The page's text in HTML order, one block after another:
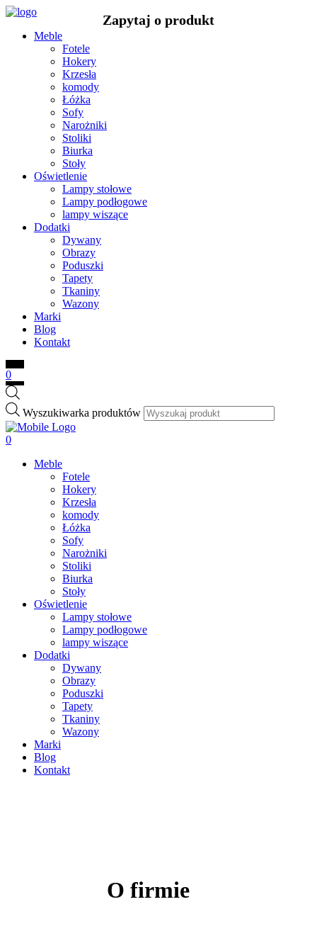
Meble
Fotele
Hokery
Krzesła
komody
Łóżka
Sofy
Narożniki
Stoliki
Biurka
Stoły
Oświetlenie
Lampy stołowe
Lampy podłogowe
lampy wiszące
Dodatki
Dywany
Obrazy
Poduszki
Tapety
Tkaniny
Wazony
Marki
Blog
Kontakt
0
Wyszukiwarka produktów
0
Meble
Fotele
Hokery
Krzesła
komody
Łóżka
Sofy
Narożniki
Stoliki
Biurka
Stoły
Oświetlenie
Lampy stołowe
Lampy podłogowe
lampy wiszące
Dodatki
Dywany
Obrazy
Poduszki
Tapety
Tkaniny
Wazony
Marki
Blog
Kontakt
O firmie